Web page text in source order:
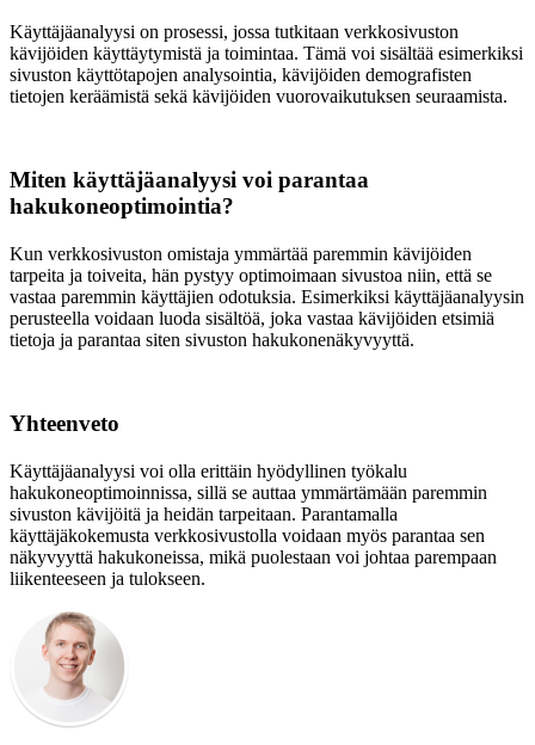
Käyttäjäanalyysi on prosessi, jossa tutkitaan verkkosivuston
kävijöiden käyttäytymistä ja toimintaa. Tämä voi sisältää esimerkiksi
sivuston käyttötapojen analysointia, kävijöiden demografisten
tietojen keräämistä sekä kävijöiden vuorovaikutuksen seuraamista.
Miten käyttäjäanalyysi voi parantaa
hakukoneoptimointia?
Kun verkkosivuston omistaja ymmärtää paremmin kävijöiden
tarpeita ja toiveita, hän pystyy optimoimaan sivustoa niin, että se
vastaa paremmin käyttäjien odotuksia. Esimerkiksi käyttäjäanalyysin
perusteella voidaan luoda sisältöä, joka vastaa kävijöiden etsimiä
tietoja ja parantaa siten sivuston hakukonenäkyvyyttä.
Yhteenveto
Käyttäjäanalyysi voi olla erittäin hyödyllinen työkalu
hakukoneoptimoinnissa, sillä se auttaa ymmärtämään paremmin
sivuston kävijöitä ja heidän tarpeitaan. Parantamalla
käyttäjäkokemusta verkkosivustolla voidaan myös parantaa sen
näkyvyyttä hakukoneissa, mikä puolestaan voi johtaa parempaan
liikenteeseen ja tulokseen.